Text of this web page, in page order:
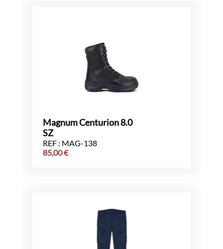
Magnum Centurion 8.0
SZ
REF : MAG-138
85,00€